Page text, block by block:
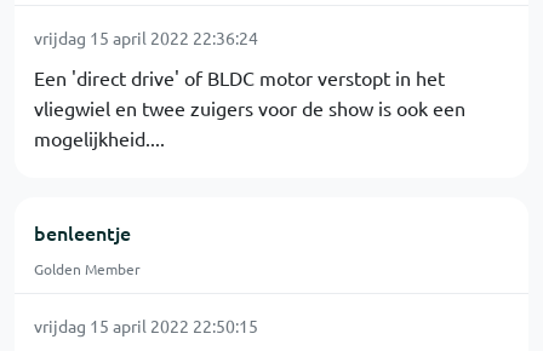
vrijdag 15 april 2022 22:36:24
Een 'direct drive' of BLDC motor verstopt in het
vliegwiel en twee zuigers voor de show is ook een
mogelijkheid....
benleentje
Golden Member
vrijdag 15 april 2022 22:50:15